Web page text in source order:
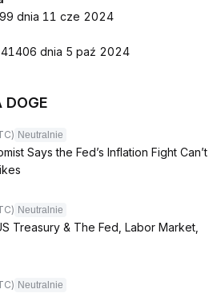
dnia 11 cze 2024
dnia 5 paź 2024
Neutralnie
Says the Fed’s Inflation Fight Can’t
Neutralnie
Treasury & The Fed, Labor Market,
Neutralnie